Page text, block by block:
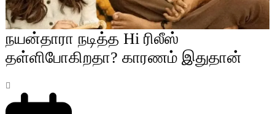
நயன்தாரா நடித்த Hi ரிலீஸ்
தள்ளிபோகிறதா? காரணம் இதுதான்